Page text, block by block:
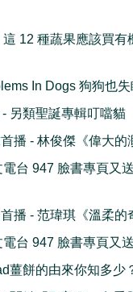
這 12 種蔬果應該買有
In Dogs 狗狗也
另類聖誕專輯叮噹貓
播 - 林俊傑《偉大的
電台 947 臉書專頁又
播 - 范瑋琪《溫柔的
電台 947 臉書專頁又
薑餅的由來你知多少